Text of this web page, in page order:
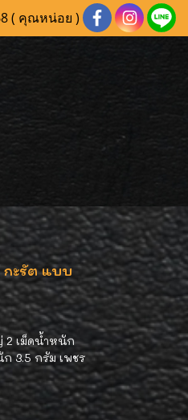
( คุณหน่อย )
กะรัต แบบ
2 เม็ดน้ำหนัก
3.5 กรัม เพชร